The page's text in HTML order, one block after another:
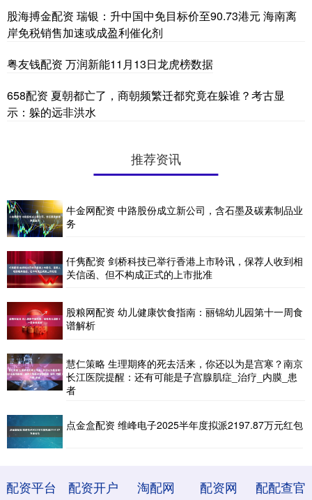
股海搏金配资 瑞银：升中国中免目标价至90.73港元 海南离
岸免税销售加速或成盈利催化剂
粤友钱配资 万润新能11月13日龙虎榜数据
658配资 夏朝都亡了，商朝频繁迁都究竟在躲谁？考古显
示：躲的远非洪水
推荐资讯
牛金网配资 中路股份成立新公司，含石墨及碳素制品业
务
仟隽配资 剑桥科技已举行香港上市聆讯，保荐人收到相
关信函、但不构成正式的上市批准
股粮网配资 幼儿健康饮食指南：丽锦幼儿园第十一周食
谱解析
慧仁策略 生理期疼的死去活来，你还以为是宫寒？南京
长江医院提醒：还有可能是子宫腺肌症_治疗_内膜_患
者
点金盒配资 维峰电子2025半年度拟派2197.87万元红包
配资平台 配资开户 淘配网 配资网
配配查官